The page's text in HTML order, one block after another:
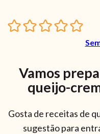
Vamos
queijo-
Gosta de receitas de
sugestão para